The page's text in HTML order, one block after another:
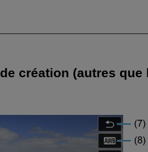
création (autres que